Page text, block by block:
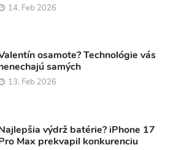
14. Feb 2026
osamote? Technológie vás
samých
13. Feb 2026
výdrž batérie? iPhone 17
Max prekvapil konkurenciu